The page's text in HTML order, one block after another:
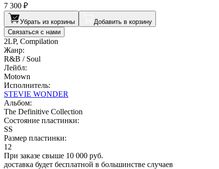
7 300 ₽
Убрать из корзины
Добавить в корзину
Связаться с нами
2LP, Compilation
Жанр:
R&B / Soul
Лейбл:
Motown
Исполнитель:
STEVIE WONDER
Альбом:
The Definitive Collection
Состояние пластинки:
SS
Размер пластинки:
12
При заказе свыше 10 000 руб.
доставка будет бесплатной в большинстве случаев